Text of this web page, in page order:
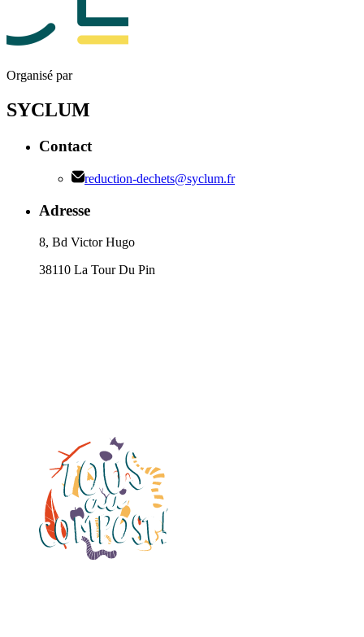
Organisé par
SYCLUM
Contact
reduction-dechets@syclum.fr
Adresse
8, Bd Victor Hugo
38110 La Tour Du Pin